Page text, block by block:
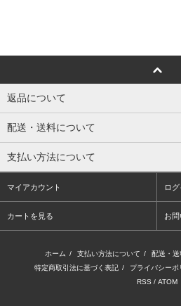
返品について
配送・送料について
支払い方法について
マイアカウント ロ
カートを見る お
ホーム / 支払い方法について / 配送・送
特定商取引法に基づく表記 / プライバシーポ
RSS / ATOM